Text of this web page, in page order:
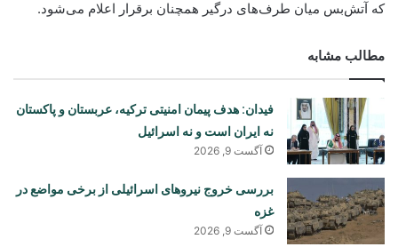
که آتش‌بس میان طرف‌های درگیر همچنان برقرار اعلام می‌شود.
مطالب مشابه
فیدان: هدف پیمان امنیتی ترکیه، عربستان و پاکستان
نه ایران است و نه اسرائیل
آگست 9, 2026
بررسی خروج نیروهای اسرائیلی از برخی مواضع در
غزه
آگست 9, 2026